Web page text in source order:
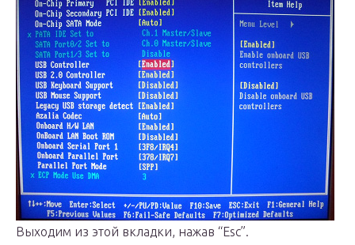
Выходим из этой вкладки, нажав “Esc”.